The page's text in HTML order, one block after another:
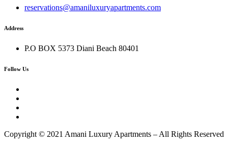
reservations@amaniluxuryapartments.com
Address
P.O BOX 5373 Diani Beach 80401
Follow Us
Copyright © 2021 Amani Luxury Apartments – All Rights Reserved